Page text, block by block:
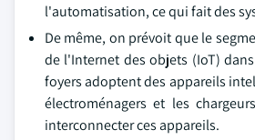
l'automatisation, ce qui fait des
De même, on prévoit que le
de l'Internet des objets (IoT)
foyers adoptent des appareils
électroménagers et les
interconnecter ces appareils.